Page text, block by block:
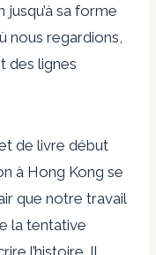
sa forme
nous regardions,
des lignes
de livre début
à Hong Kong se
que notre travail
la tentative
l’histoire. Il